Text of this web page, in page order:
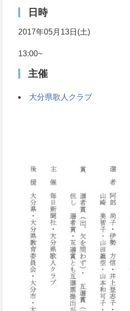
日時
2017年05月13日(土)
13:00~
主催
大分県歌人クラブ